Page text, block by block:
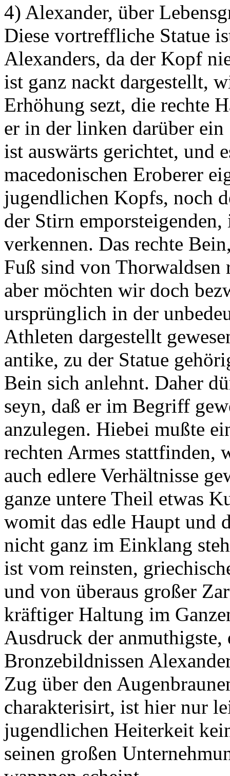
4) Alexander, über
Diese vortreffliche Statue
Alexanders, da der Kopf
ist ganz nackt dargestellt,
Erhöhung sezt, die rechte
er in der linken darüber
ist auswärts gerichtet, und
macedonischen Eroberer
jugendlichen Kopfs, noch
der Stirn
verkennen. Das rechte
Fuß sind von
aber möchten wir doch
ursprünglich in der
Athleten dargestellt
antike, zu der Statue
Bein sich anlehnt. Daher
seyn, daß er im Begriff
anzulegen. Hiebei mußte
rechten Armes stattfinden,
auch edlere Verhältnisse
ganze untere Theil etwas
womit das edle Haupt und
nicht ganz im Einklang
ist vom reinsten,
und von überaus großer
kräftiger Haltung im
Ausdruck der
Bronzebildnissen
Zug über den
charakterisirt, ist hier nur
jugendlichen Heiterkeit
seinen großen